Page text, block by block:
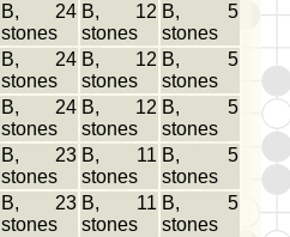
B, 24
stones
B, 12
stones
B, 5
stones
B, 24
stones
B, 12
stones
B, 5
stones
B, 24
stones
B, 12
stones
B, 5
stones
B, 23
stones
B, 11
stones
B, 5
stones
B, 23
stones
B, 11
stones
B, 5
stones